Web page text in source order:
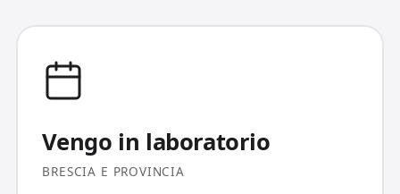
Vengo in laboratorio
BRESCIA E PROVINCIA